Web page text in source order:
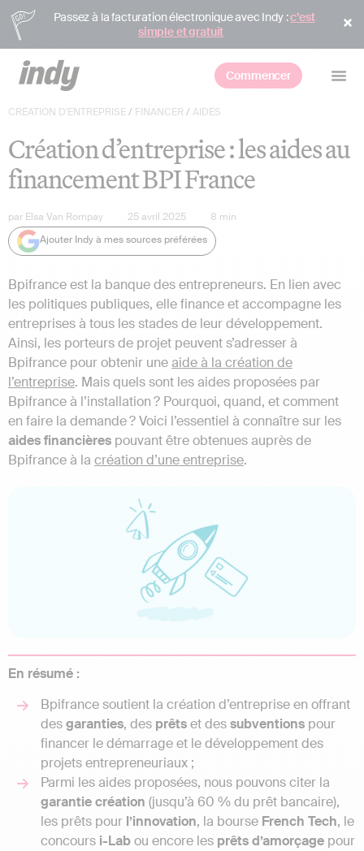
Passez à la facturation électronique avec Indy :c’est
simple et gratuit
Commencer
CRÉATION D'ENTREPRISE/ FINANCER / AIDES
Création d’entreprise : les aides au
financement BPI France
par Elsa Van Rompay 25 avril 2025 8 min
Ajouter Indy à mes sources préférées
Bpifrance est la banque des entrepreneurs. En lien avec
les politiques publiques, elle finance et accompagne les
entreprises à tous les stades de leur développement.
Ainsi, les porteurs de projet peuvent s’adresser à
Bpifrance pour obtenir uneaide à la création de
l’entreprise. Mais quels sont les aides proposées par
Bpifrance à l’installation ? Pourquoi, quand, et comment
en faire la demande ? Voici l’essentiel à connaître sur les
aidesfinancières pouvant être obtenues auprès de
Bpifrance à la création d’une entreprise.
En résumé :
Bpifrance soutient la création d’entreprise en offrant
desgaranties, des prêtset dessubventions pour
financer le démarrage et le développement des
projets entrepreneuriaux ;
Parmi les aides proposées, nous pouvons citer la
garantie création (jusqu’à 60 % du prêt bancaire),
les prêts pour l’innovation, la bourse French Tech, le
concours i-Labou encore les prêtsd’amorçage pour